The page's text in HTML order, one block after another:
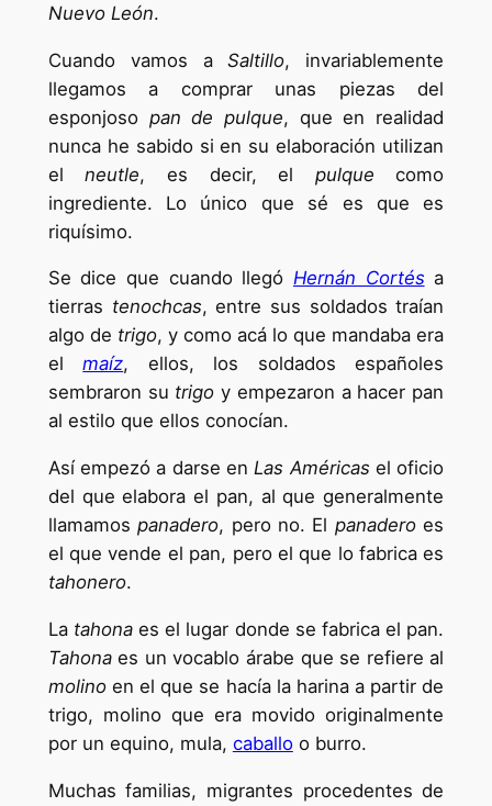
Nuevo León.
Cuando vamos aSaltillo, invariablemente
llegamos a comprar unas piezas del
esponjoso pan de pulque, que en realidad
nunca he sabido si en su elaboración utilizan
elneutle, es decir, el pulque como
ingrediente. Lo único que sé es que es
riquísimo.
Se dice que cuando llegó Hernán Cortés a
tierras tenochcas, entre sus soldados traían
algo de trigo, y como acá lo que mandaba era
elmaíz, ellos, los soldados españoles
sembraron su trigo y empezaron a hacer pan
al estilo que ellos conocían.
Así empezó a darse enLas Américas el oficio
del que elabora el pan, al que generalmente
llamamospanadero, pero no. El panaderoes
el que vende el pan, pero el que lo fabrica es
tahonero.
La tahonaes el lugar donde se fabrica el pan.
Tahonaes un vocablo árabe que se refiere al
molinoen el que se hacía la harina a partir de
trigo, molino que era movido originalmente
por un equino, mula, caballoo burro.
Muchas familias, migrantes procedentes de